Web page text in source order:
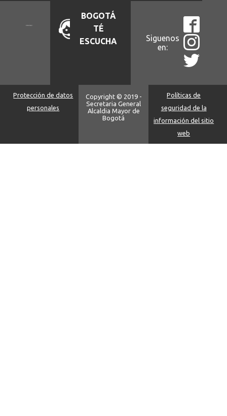
BOGOTÁ
TÉ
ESCUCHA
Siguenos
en:
Protección de datos
personales
Copyright © 2019 -
Secretaria General
Alcaldia Mayor de
Bogotá
Políticas de
seguridad de la
información del sitio
web